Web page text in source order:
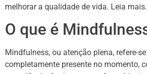
melhorar a qualidade de vida. Leia mais.
O que é
Mindfulness, ou atenção plena, refere-
completamente presente no momento,